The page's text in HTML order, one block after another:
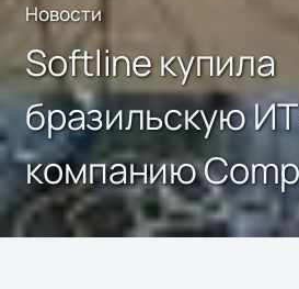
Новости
Softline купила
бразильскую
компанию